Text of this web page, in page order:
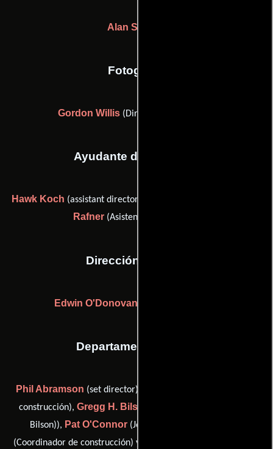
Alan Shayne
Fotografia
Gordon Willis (Director de fotografía)
Ayudante de dirección
Hawk Koch (assistant director (as Howard W. Koch Jr.)) y
Rafner (Asistente de dirección)
Dirección artística
Edwin O'Donovan
Departamento de arte
Phil Abramson (set director),
construcción), Gregg H. Bilson
Bilson)), Pat O'Connor(Jefe de utilería),
(Coordinador de construcción) y